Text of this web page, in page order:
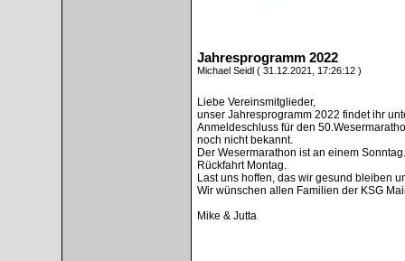
Jahresprogramm 2022
Michael Seidl ( 31.12.2021, 17:26:12 )
Liebe Vereinsmitglieder,
unser Jahresprogramm 2022 findet ihr
Anmeldeschluss für den
noch nicht bekannt.
Der Wesermarathon ist an einem
Rückfahrt Montag.
Last uns hoffen, das wir gesund bleiben
Wir wünschen allen Familien der KSG
Mike & Jutta